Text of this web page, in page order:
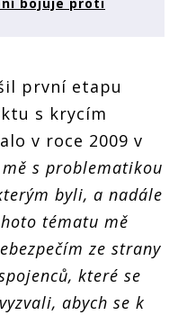
první etapu
s krycím
v roce 2009 v
s problematikou
byli, a nadále
tématu mě
ze strany
které se
abych se k